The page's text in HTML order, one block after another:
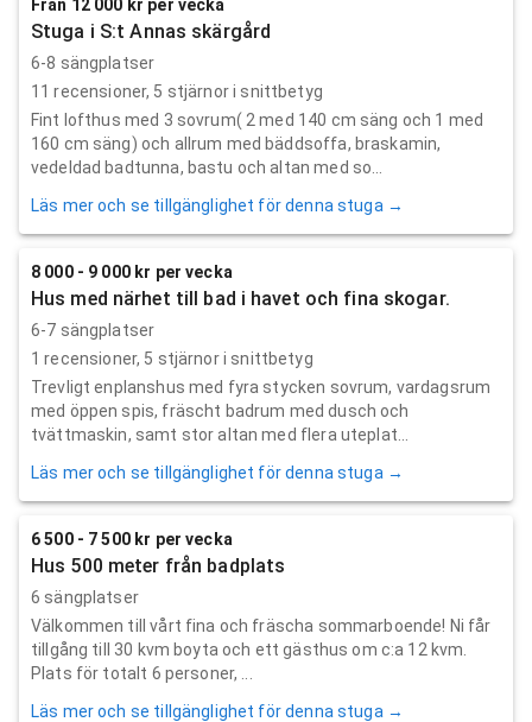
Från 12 000 kr per vecka
Stuga i S:t Annas skärgård
6-8 sängplatser
11 recensioner, 5 stjärnor i snittbetyg
Fint lofthus med 3 sovrum( 2 med 140 cm säng och 1 med
160 cm säng) och allrum med bäddsoffa, braskamin,
vedeldad badtunna, bastu och altan med so...
Läs mer och se tillgänglighet för denna stuga →
8 000 - 9 000 kr per vecka
Hus med närhet till bad i havet och fina skogar.
6-7 sängplatser
1 recensioner, 5 stjärnor i snittbetyg
Trevligt enplanshus med fyra stycken sovrum, vardagsrum
med öppen spis, fräscht badrum med dusch och
tvättmaskin, samt stor altan med flera uteplat...
Läs mer och se tillgänglighet för denna stuga →
6 500 - 7 500 kr per vecka
Hus 500 meter från badplats
6 sängplatser
Välkommen till vårt fina och fräscha sommarboende! Ni får
tillgång till 30 kvm boyta och ett gästhus om c:a 12 kvm.
Plats för totalt 6 personer, ...
Läs mer och se tillgänglighet för denna stuga →